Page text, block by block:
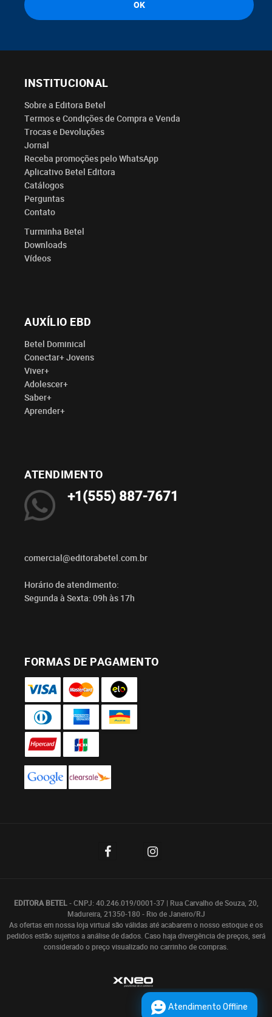
INSTITUCIONAL
Sobre a Editora Betel
Termos e Condições de Compra e Venda
Trocas e Devoluções
Jornal
Receba promoções pelo WhatsApp
Aplicativo Betel Editora
Catálogos
Perguntas
Contato
Turminha Betel
Downloads
Vídeos
AUXÍLIO EBD
Betel Dominical
Conectar+ Jovens
Viver+
Adolescer+
Saber+
Aprender+
ATENDIMENTO
+1(555) 887-7671
comercial@editorabetel.com.br
Horário de atendimento:
Segunda à Sexta: 09h às 17h
FORMAS DE PAGAMENTO
EDITORA BETEL- CNPJ: 40.246.019/0001-37 | Rua Carvalho de Souza, 20,
Madureira, 21350-180 - Rio de Janeiro/RJ
As ofertas em nossa loja virtual são válidas até acabarem o nosso estoque e os
pedidos estão sujeitos a análise de dados. Caso haja divergência de preços, será
considerado o preço visualizado no carrinho de compras.